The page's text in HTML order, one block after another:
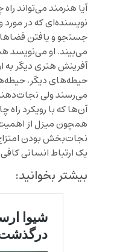
آیا هنرمند می‌تواند
نویسنده‌ای که در مورد
جستجو و یافتن
می‌بیند. او می‌نویسد
آفرینش هنری دیگر به
حیطه‌های دیگر،
می‌رسند ولی
آن‌ها که با رویکرد راه
همچون میزل از اهمیت
نجات‌بخش بودن
یک ارتباط انسانی
بیشتر بخوانید: